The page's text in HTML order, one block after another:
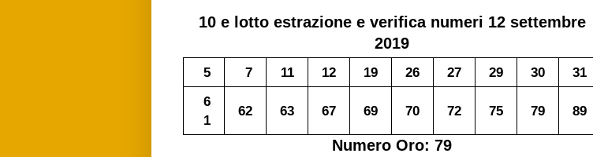
10 e lottoestrazione e verifica numeri 12 settembre
2019
5 7 11 12 19 26 27 29 30
31
6
1
62 63 67 69 70 72 75 79 89
Numero Oro: 79